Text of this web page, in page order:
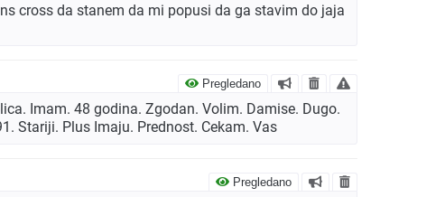
cross da stanem da mi popusi da ga stavim do jaja
Pregledano
Imam. 48 godina. Zgodan. Volim. Damise. Dugo.
Stariji. Plus Imaju. Prednost. Cekam. Vas
Pregledano